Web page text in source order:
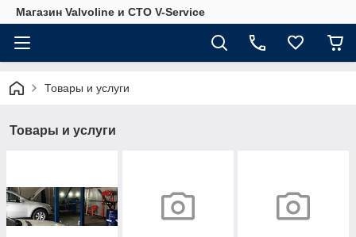
Магазин Valvoline и СТО V-Service
Товары и услуги
Товары и услуги